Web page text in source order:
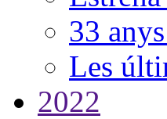
33
Les
2022